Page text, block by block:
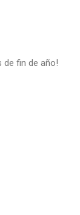
de fin de año!